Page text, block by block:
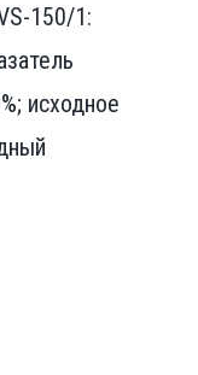
150/1:
исходное